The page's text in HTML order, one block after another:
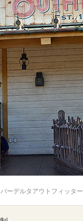
ーデルタアウトフィッター